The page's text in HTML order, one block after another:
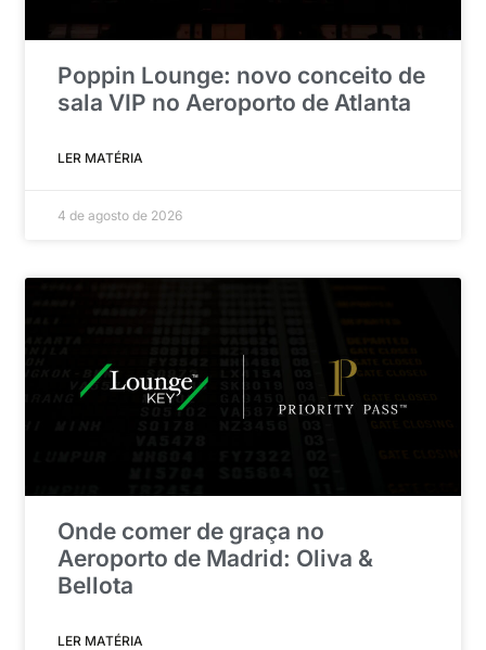
Poppin Lounge: novo conceito de
sala VIP no Aeroporto de Atlanta
LER MATÉRIA
4 de agosto de 2026
Onde comer de graça no
Aeroporto de Madrid: Oliva &
Bellota
LER MATÉRIA